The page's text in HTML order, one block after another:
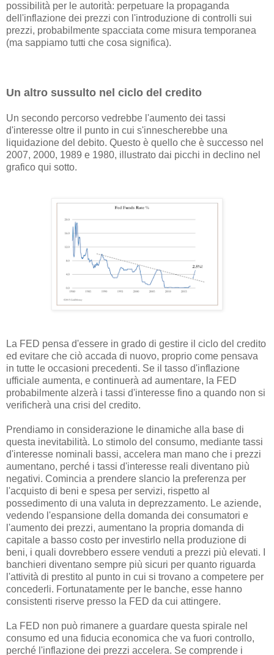
possibilità per le autorità: perpetuare la propaganda
dell'inflazione dei prezzi con l'introduzione di controlli sui
prezzi, probabilmente spacciata come misura temporanea
(ma sappiamo tutti che cosa significa).
Un altro sussulto nel ciclo del credito
Un secondo percorso vedrebbe l'aumento dei tassi
d'interesse oltre il punto in cui s'innescherebbe una
liquidazione del debito. Questo è quello che è successo nel
2007, 2000, 1989 e 1980, illustrato dai picchi in declino nel
grafico qui sotto.
La FED pensa d'essere in grado di gestire il ciclo del credito
ed evitare che ciò accada di nuovo, proprio come pensava
in tutte le occasioni precedenti. Se il tasso d'inflazione
ufficiale aumenta, e continuerà ad aumentare, la FED
probabilmente alzerà i tassi d'interesse fino a quando non si
verificherà una crisi del credito.
Prendiamo in considerazione le dinamiche alla base di
questa inevitabilità. Lo stimolo del consumo, mediante tassi
d'interesse nominali bassi, accelera man mano che i prezzi
aumentano, perché i tassi d'interesse reali diventano più
negativi. Comincia a prendere slancio la preferenza per
l'acquisto di beni e spesa per servizi, rispetto al
possedimento di una valuta in deprezzamento. Le aziende,
vedendo l'espansione della domanda dei consumatori e
l'aumento dei prezzi, aumentano la propria domanda di
capitale a basso costo per investirlo nella produzione di
beni, i quali dovrebbero essere venduti a prezzi più elevati. I
banchieri diventano sempre più sicuri per quanto riguarda
l'attività di prestito al punto in cui si trovano a competere per
concederli. Fortunatamente per le banche, esse hanno
consistenti riserve presso la FED da cui attingere.
La FED non può rimanere a guardare questa spirale nel
consumo ed una fiducia economica che va fuori controllo,
perché l'inflazione dei prezzi accelera. Se comprende i